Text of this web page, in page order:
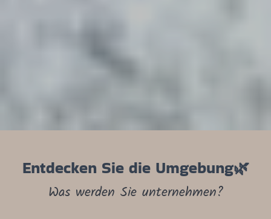
Entdecken Sie die Umgebung🌿
Was werden Sie unternehmen?